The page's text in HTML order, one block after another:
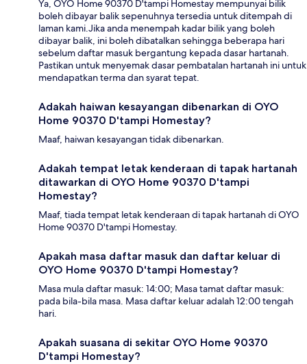
Ya, OYO Home 90370 D'tampi Homestay mempunyai bilik
boleh dibayar balik sepenuhnya tersedia untuk ditempah di
laman kami.Jika anda menempah kadar bilik yang boleh
dibayar balik, ini boleh dibatalkan sehingga beberapa hari
sebelum daftar masuk bergantung kepada dasar hartanah.
Pastikan untuk menyemak dasar pembatalan hartanah ini untuk
mendapatkan terma dan syarat tepat.
Adakah haiwan kesayangan dibenarkan di OYO
Home 90370 D'tampi Homestay?
Maaf, haiwan kesayangan tidak dibenarkan.
Adakah tempat letak kenderaan di tapak hartanah
ditawarkan di OYO Home 90370 D'tampi
Homestay?
Maaf, tiada tempat letak kenderaan di tapak hartanah di OYO
Home 90370 D'tampi Homestay.
Apakah masa daftar masuk dan daftar keluar di
OYO Home 90370 D'tampi Homestay?
Masa mula daftar masuk: 14:00; Masa tamat daftar masuk:
pada bila-bila masa. Masa daftar keluar adalah 12:00 tengah
hari.
Apakah suasana di sekitar OYO Home 90370
D'tampi Homestay?